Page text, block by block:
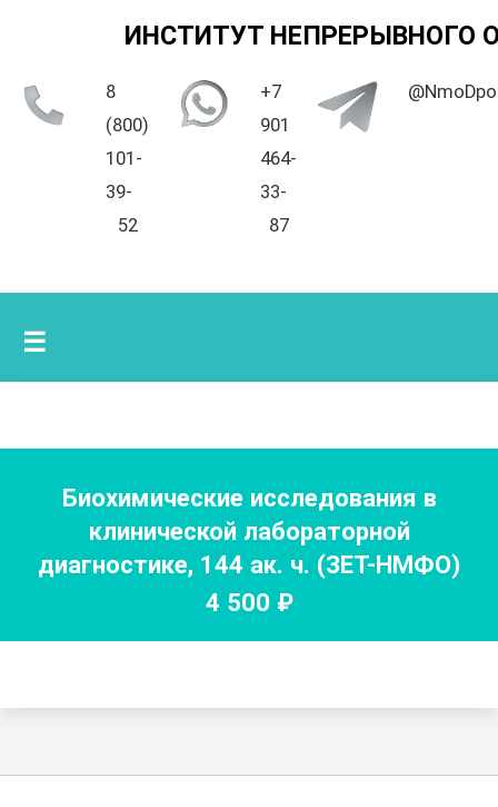
ИНСТИТУТ НЕПРЕРЫВНОГО
8
(800)
101-
39-
52
+7
901
464-
33-
87
☰
Биохимические исследования в
клинической лабораторной
диагностике, 144 ак. ч. (ЗЕТ-НМФО)
4 500 ₽